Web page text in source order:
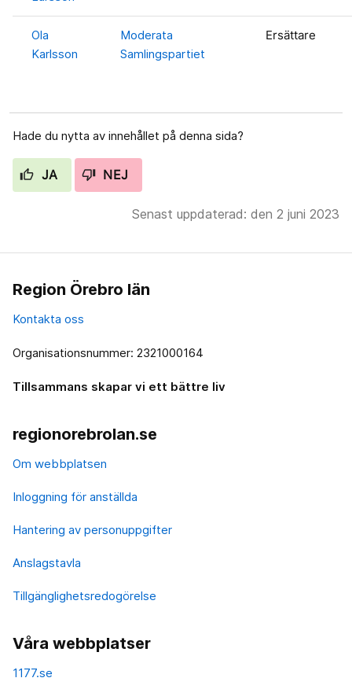
Ola
Karlsson
Moderata
Samlingspartiet
Ersättare
Hade du nytta av innehållet på denna sida?
JA NEJ
Senast uppdaterad: den 2 juni 2023
Region Örebro län
Kontakta oss
Organisationsnummer: 2321000164
Tillsammans skapar vi ett bättre liv
regionorebrolan.se
Om webbplatsen
Inloggning för anställda
Hantering av personuppgifter
Anslagstavla
Tillgänglighetsredogörelse
Våra webbplatser
1177.se